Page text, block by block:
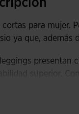
cortas para mujer.
ya que, además
presentan
superior.